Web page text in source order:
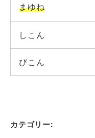
まゆね
しこん
びこん
カテゴリー: